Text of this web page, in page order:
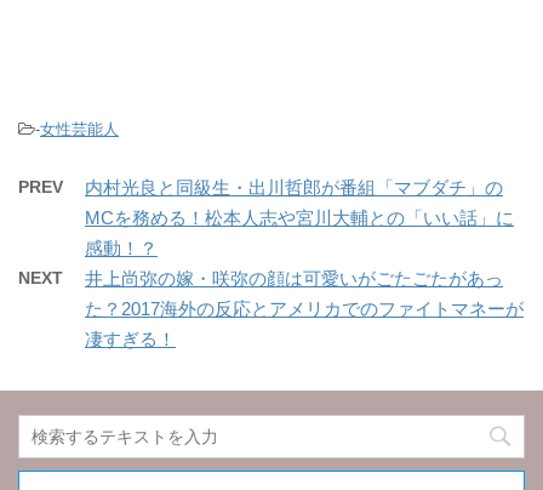
-女性芸能人
PREV
内村光良と同級生・出川哲郎が番組「マブダチ」の
MCを務める！松本人志や宮川大輔との「いい話」に
感動！？
NEXT
井上尚弥の嫁・咲弥の顔は可愛いがごたごたがあっ
た？2017海外の反応とアメリカでのファイトマネーが
凄すぎる！